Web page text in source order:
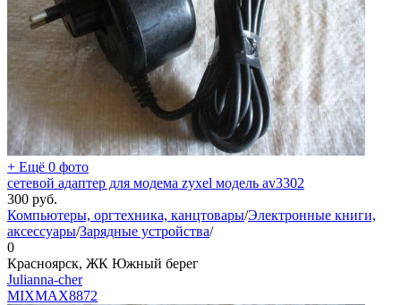
+ Ещё 0 фото
сетевой адаптер для модема zyxel модель av3302
300 руб.
Компьютеры, оргтехника, канцтовары/Электронные книги,
аксессуары/Зарядные устройства/
0
Красноярск, ЖК Южный берег
Julianna-cher
MIXMAX8872